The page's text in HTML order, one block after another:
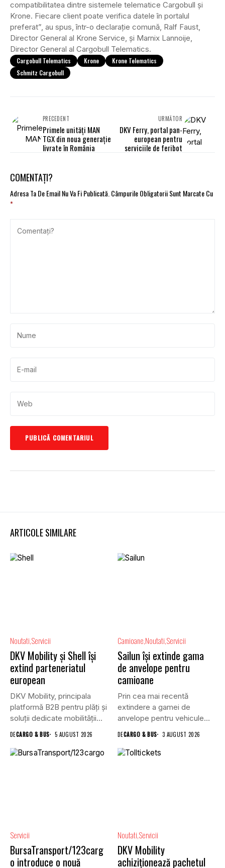
compatibilitatea dintre sistemele telematice Cargobull și
Krone. Fiecare client poate verifica datele în portalul
preferat”, au spus, într-o declarație comună, Ralf Faust,
Director General al Krone Service, și Marnix Lannoije,
Director General al Cargobull Telematics.
Cargobull Telematics Krone
Krone Telematics
Schmitz Cargobull
PRECEDENT
Primele unități MAN
TGX din noua generație
livrate în România
URMĂTOR
DKV Ferry, portal pan-
european pentru
serviciile de feribot
COMENTAȚI?
Adresa Ta De Email Nu Va Fi Publicată. Câmpurile Obligatorii Sunt Marcate Cu
*
ARTICOLE SIMILARE
Noutati Servicii
DKV Mobility și Shell își
extind parteneriatul
european
DKV Mobility, principala
platformă B2B pentru plăți și
soluții dedicate mobilității
DECARGO & BUS 5 AUGUST 2026
Camioane Noutati Servicii
Sailun își extinde gama
de anvelope pentru
camioane
Prin cea mai recentă
extindere a gamei de
anvelope pentru vehicule
DECARGO & BUS 3 AUGUST 2026
Servicii
BursaTransport/123carg
o introduce o nouă
Noutati Servicii
DKV Mobility
achiziționează pachetul